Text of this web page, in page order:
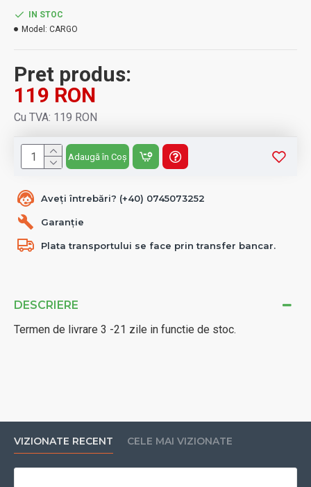
DESCRIERE
Termen de livrare 3 -21 zile in functie de stoc.
Aveți întrebări? (+40) 0745073252
Garanție
Plata transportului se face prin transfer bancar.
Pret produs:
119 RON
Cu TVA: 119 RON
IN STOC
Model: CARGO
Adaugă în Coș
VIZIONATE RECENT CELE MAI VIZIONATE